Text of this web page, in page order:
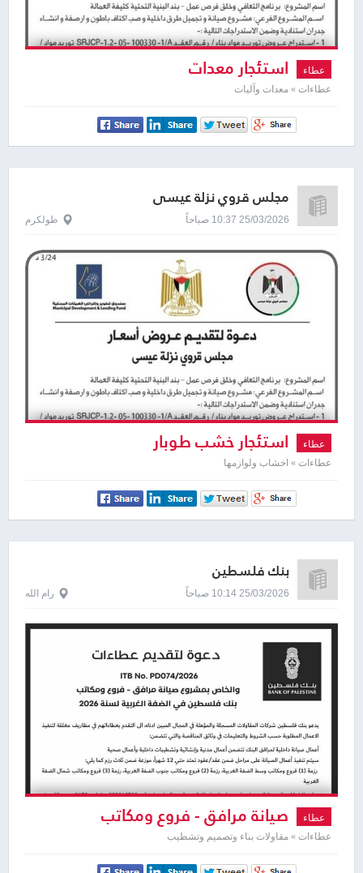
عطاء استئجار معدات
عطاءات » معدات وآليات
مجلس قروي نزلة عيسى
25/03/2026 10:37 صباحاً طولكرم
عطاء استئجار خشب طوبار
عطاءات » اخشاب ولوازمها
بنك فلسطين
25/03/2026 10:14 صباحاً رام الله
عطاء صيانة مرافق - فروع ومكاتب
عطاءات » مقاولات بناء وتصميم وتشطيب